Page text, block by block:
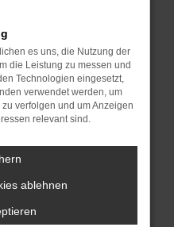
Browser und dein
neuesten Stand
nicht nur ein
kann auch dazu
nicht mehr
Schritte versucht
Wir werden
zu beheben. Du kannst
es uns, die Nutzung der
die Leistung zu messen und
Technologien eingesetzt,
verwendet werden, um
verfolgen und um Anzeigen
relevant sind.
ablehnen